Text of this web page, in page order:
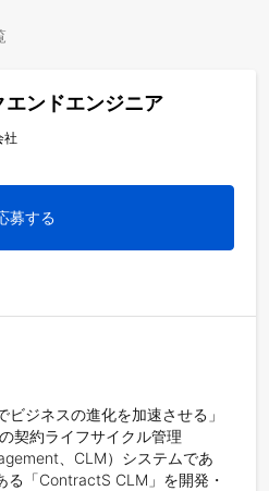
エンドエンジニア
社
募する
ジネスの進化を加速させる」
契約ライフサイクル管理
、CLM）システムであ
る「ContractS CLM」を開発・